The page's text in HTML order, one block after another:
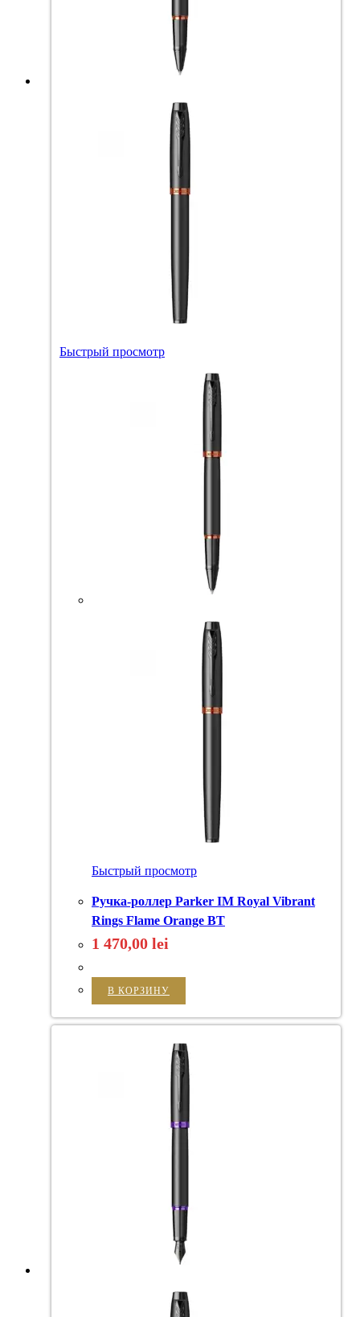
Быстрый просмотр
Быстрый просмотр
Ручка-роллер Parker IM Royal Vibrant
Rings Flame Orange BT
1 470,00 lei
В КОРЗИНУ